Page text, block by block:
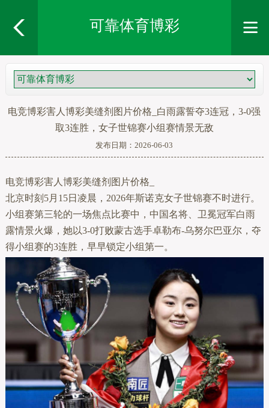
可靠体育博彩
电竞博彩害人博彩美缝剂图片价格_白雨露誓夺3连冠，3-0强
取3连胜，女子世锦赛小组赛情景无敌
发布日期：2026-06-03
电竞博彩害人博彩美缝剂图片价格_
北京时刻5月15日凌晨，2026年斯诺克女子世锦赛不时进行。
小组赛第三轮的一场焦点比赛中，中国名将、卫冕冠军白雨
露情景火爆，她以3-0打败蒙古选手卓勒布-乌努尔巴亚尔，夺
得小组赛的3连胜，早早锁定小组第一。